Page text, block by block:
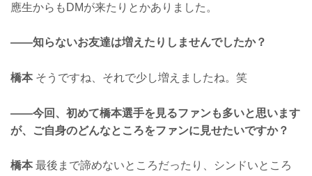
應生からもDMが来たりとかありました。
——知らないお友達は増えたりしませんでしたか？
橋本そうですね、それで少し増えましたね。笑
——今回、初めて橋本選手を見るファンも多いと思います
が、ご自身のどんなところをファンに見せたいですか？
橋本最後まで諦めないところだったり、シンドいところ